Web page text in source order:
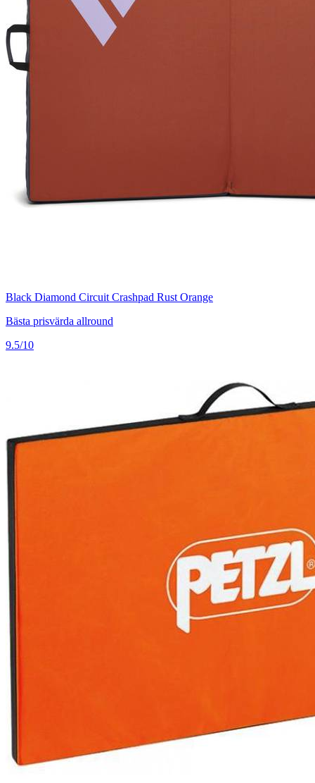
Black Diamond Circuit Crashpad Rust Orange
Bästa prisvärda allround
9.5/10